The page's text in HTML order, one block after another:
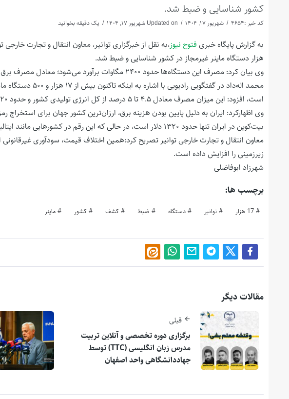
کشور شناسایی و ضبط شد.
کد خبر :4654 شهریور 17, 1404 یک دقیقه بخوانید
به گزارش پایگاه خبری فتوح نیوز
هزار دستگاه ماینر غیرمجاز در کشور شناسایی و ضبط شد.
وی بیان کرد: مصرف این دستگاه‌ها حدود ۲۴۰۰ مگاوات برآورد می‌شود؛ معادل مصرف برق یک کلانشهر!
محمد اله‌داد در
است، افزود: این میزان مصرف معادل ۴.۵ تا ۵ درصد از کل انرژی تولیدی کشور و حدود ۲۰ درصد از ناترازی برق را شامل می‌شود.
وی اظهارکرد: ایران به دلیل پایین بودن هزینه برق، ارزان‌ترین کشور جهان برای
بیت‌کوین در ایران تنها حدود ۱۳۲۰ دلار است، در حالی که این رقم در کشورهایی مانند ایتالیا بیش از ۳۰۰ هزار دلار برآورد می‌شود.
معاون انتقال و تجارت خارجی توانیر تصریح کرد:همین اختلاف قیمت، سودآوری غیرقانونی
زیرزمینی را افزایش داده است.
شهرزاد ابوفاضلی
برچسب ها:
17 هزار توانیر دستگاه ضبط کشف کشور ماینر
مقالات دیگر
قبلی
برگزاری دوره تخصصی و آنلاین تربیت
مدرس زبان انگلیسی (TTC) توسط
جهاددانشگاهی واحد اصفهان